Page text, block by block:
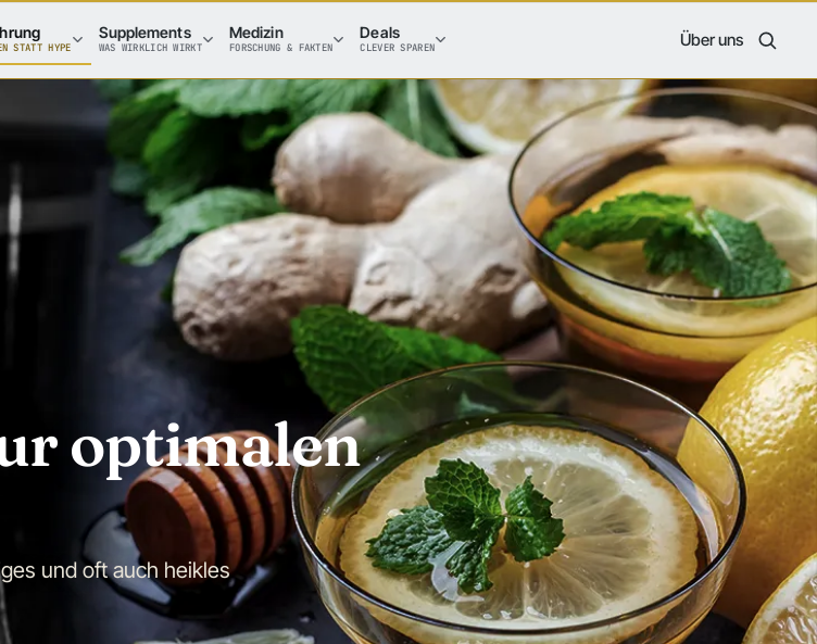
STATT HYPE
Supplements
WAS WIRKLICH WIRKT
Medizin
FORSCHUNG & FAKTEN
Deals
CLEVER SPAREN Über uns
optimalen
und oft auch heikles